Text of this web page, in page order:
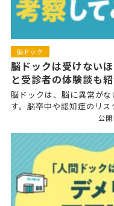
脳ドック
脳ドックは受けない
と受診者の体験談も
脳ドックは、脳に異常が
す。脳卒中や認知症のリ
公